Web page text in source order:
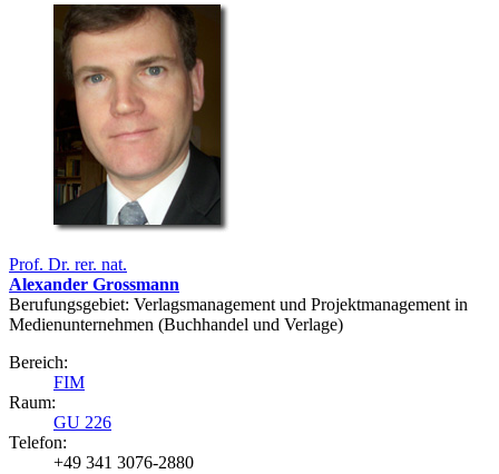
Prof. Dr. rer. nat.
Alexander Grossmann
Berufungsgebiet: Verlagsmanagement und Projektmanagement in
Medienunternehmen (Buchhandel und Verlage)
Bereich:
FIM
Raum:
GU 226
Telefon:
+49 341 3076-2880